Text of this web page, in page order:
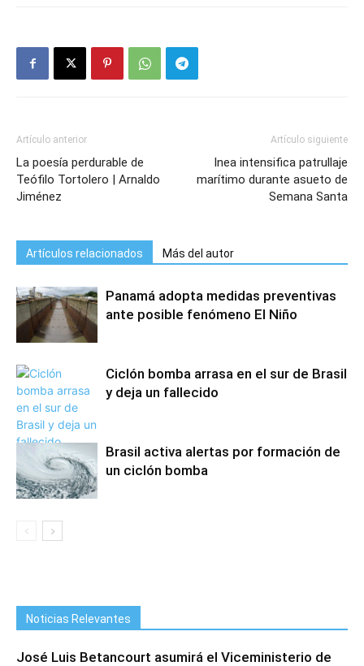
Artículo anterior
La poesía perdurable de
Teófilo Tortolero | Arnaldo
Jiménez
Artículo siguiente
Inea intensifica patrullaje
marítimo durante asueto de
Semana Santa
Artículos relacionados Más del autor
Panamá adopta medidas preventivas
ante posible fenómeno El Niño
Ciclón bomba arrasa en el sur de Brasil
y deja un fallecido
Brasil activa alertas por formación de
un ciclón bomba
Noticias Relevantes
José Luis Betancourt asumirá el Viceministerio de